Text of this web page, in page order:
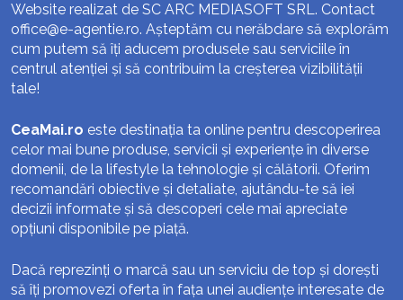
Website realizat de SC ARC MEDIASOFT SRL. Contact
office@e-agentie.ro. Așteptăm cu nerăbdare să explorăm
cum putem să îți aducem produsele sau serviciile în
centrul atenției și să contribuim la creșterea vizibilității
tale!
CeaMai.ro este destinația ta online pentru descoperirea
celor mai bune produse, servicii și experiențe în diverse
domenii, de la lifestyle la tehnologie și călătorii. Oferim
recomandări obiective și detaliate, ajutându-te să iei
decizii informate și să descoperi cele mai apreciate
opțiuni disponibile pe piață.
Dacă reprezinți o marcă sau un serviciu de top și dorești
să îți promovezi oferta în fața unei audiențe interesate de